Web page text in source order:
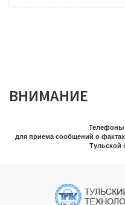
ВНИМАНИЕ
Телефоны
для приема сообщений о
Тульской